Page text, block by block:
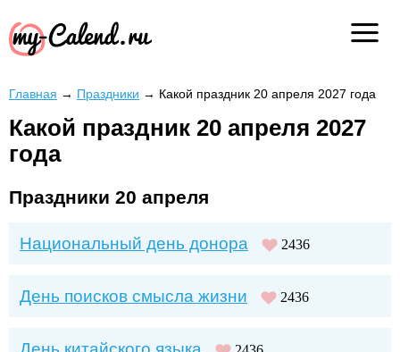
Главная → Праздники → Какой праздник 20 апреля 2027 года
Какой праздник 20 апреля 2027
года
Праздники 20 апреля
Национальный день донора 2436
День поисков смысла жизни 2436